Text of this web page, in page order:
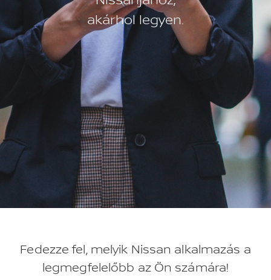
akárhol legyen.
Fedezze fel, melyik Nissan alkalmazás a
legmegfelelőbb az Ön számára!